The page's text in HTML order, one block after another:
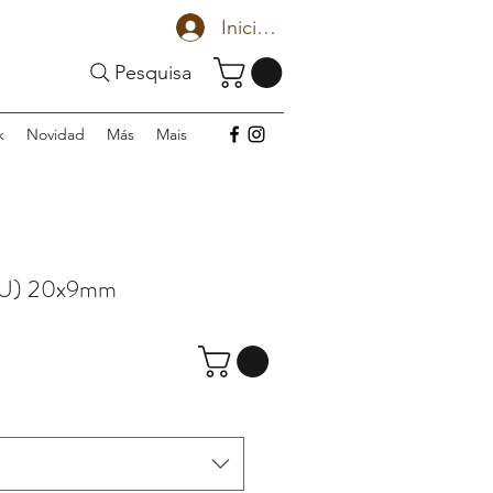
Iniciar sesión
Pesquisa
Novidad Más Mais
20x9mm